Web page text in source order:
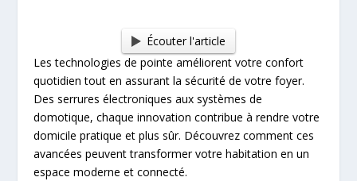
Écouter l'article
Les technologies de pointe améliorent votre confort
quotidien tout en assurant la sécurité de votre foyer.
Des serrures électroniques aux systèmes de
domotique, chaque innovation contribue à rendre votre
domicile pratique et plus sûr. Découvrez comment ces
avancées peuvent transformer votre habitation en un
espace moderne et connecté.